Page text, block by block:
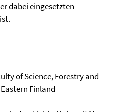
dabei eingesetzten
of Science, Forestry and
Finland